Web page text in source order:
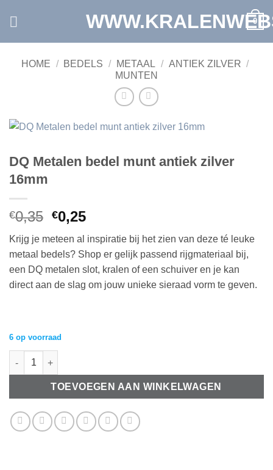
0
HOME / BEDELS / METAAL / ANTIEK ZILVER /
MUNTEN
DQ Metalen bedel munt antiek zilver
16mm
€0,35 Oorspronkelijke
was:
€0,35.
€0,25Huidige
is:
€0,25.
Krijg je meteen al inspiratie bij het zien van deze té leuke
metaal bedels? Shop er gelijk passend rijgmateriaal bij,
een DQ metalen slot, kralen of een schuiver en je kan
direct aan de slag om jouw unieke sieraad vorm te geven.
6 op voorraad
DQ Metalen bedel munt antiek zilver 16mm aantal
TOEVOEGEN AAN WINKELWAGEN